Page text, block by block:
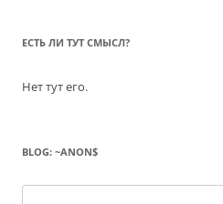
ЕСТЬ ЛИ ТУТ СМЫСЛ?
Нет тут его.
BLOG: ~ANON$